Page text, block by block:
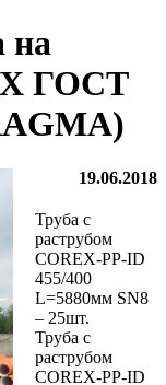
на
ГОСТ
19.06.2018
Труба с
раструбом
COREX-PP-ID
455/400
L=5880мм SN8
– 25шт.
Труба с
раструбом
COREX-PP-ID